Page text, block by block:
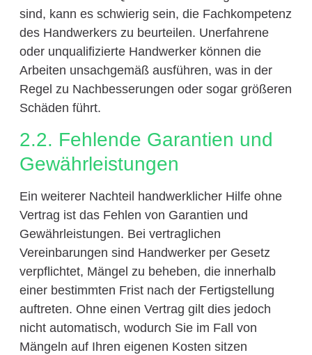
sind, kann es schwierig sein, die Fachkompetenz
des Handwerkers zu beurteilen. Unerfahrene
oder unqualifizierte Handwerker können die
Arbeiten unsachgemäß ausführen, was in der
Regel zu Nachbesserungen oder sogar größeren
Schäden führt.
2.2. Fehlende Garantien und
Gewährleistungen
Ein weiterer Nachteil handwerklicher Hilfe ohne
Vertrag ist das Fehlen von Garantien und
Gewährleistungen. Bei vertraglichen
Vereinbarungen sind Handwerker per Gesetz
verpflichtet, Mängel zu beheben, die innerhalb
einer bestimmten Frist nach der Fertigstellung
auftreten. Ohne einen Vertrag gilt dies jedoch
nicht automatisch, wodurch Sie im Fall von
Mängeln auf Ihren eigenen Kosten sitzen